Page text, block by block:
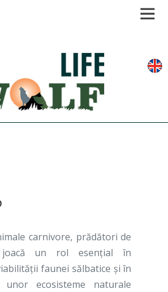
carnivore, prădători de
un rol esenţial în
faunei sălbatice şi în
unor ecosisteme naturale